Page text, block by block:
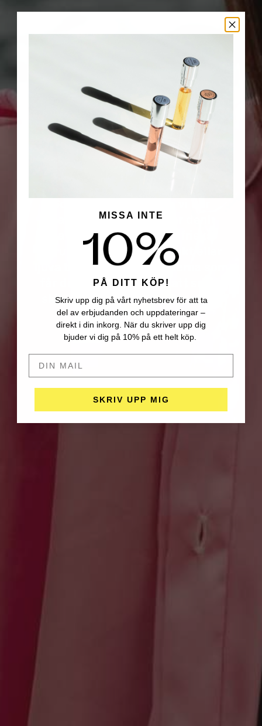
Sniph Summer
parfymerna som fångar den!
Oavsett om du dras till friska
citrusnoter, solmogen frukt eller
ljuva blommor har vi dofterna som
får det att kännas som att solen
skiner – oavsett väder. Upptäck
dem här!
MISSA INTE
PÅ DITT KÖP!
Skriv upp dig på vårt nyhetsbrev för att ta
del av erbjudanden och uppdateringar –
direkt i din inkorg. När du skriver upp dig
bjuder vi dig på 10% på ett helt köp.
SKRIV UPP MIG